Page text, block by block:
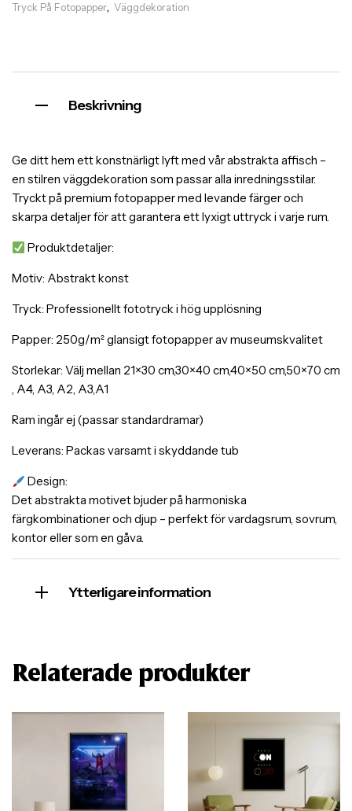
Tryck På Fotopapper, Väggdekoration
Beskrivning
Ge ditt hem ett konstnärligt lyft med vår abstrakta affisch –
en stilren väggdekoration som passar alla inredningsstilar.
Tryckt på premium fotopapper med levande färger och
skarpa detaljer för att garantera ett lyxigt uttryck i varje rum.
Produktdetaljer:
Motiv: Abstrakt konst
Tryck: Professionellt fototryck i hög upplösning
Papper: 250g/m² glansigt fotopapper av museumskvalitet
Storlekar: Välj mellan 21×30 cm,30×40 cm,40×50 cm,50×70 cm
, A4, A3, A2, A3,A1
Ram ingår ej (passar standardramar)
Leverans: Packas varsamt i skyddande tub
Design:
Det abstrakta motivet bjuder på harmoniska
färgkombinationer och djup – perfekt för vardagsrum, sovrum,
kontor eller som en gåva.
Ytterligare information
Relaterade produkter